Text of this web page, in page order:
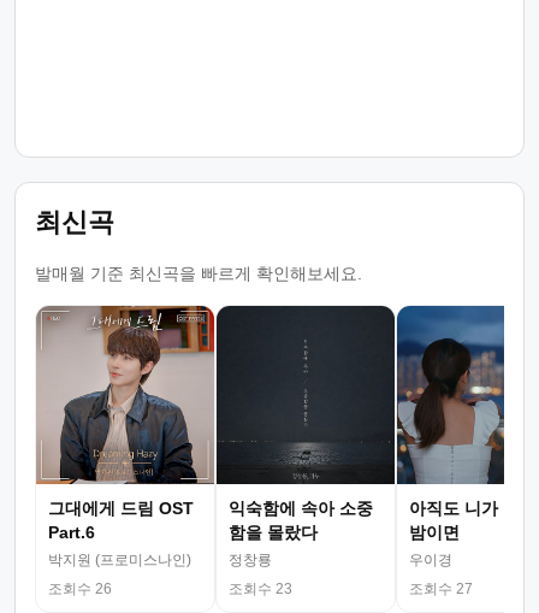
최신곡
발매월 기준 최신곡을 빠르게 확인해보세요.
그대에게 드림 OST
Part.6
박지원 (프로미스나인)
조회수 26
익숙함에 속아 소중
함을 몰랐다
정창룡
조회수 23
아직도 니가 그
밤이면
우이경
조회수 27